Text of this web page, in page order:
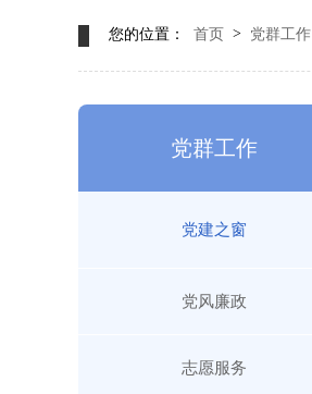
您的位置： 首页 > 党群工作
党群工作
党建之窗
党风廉政
志愿服务